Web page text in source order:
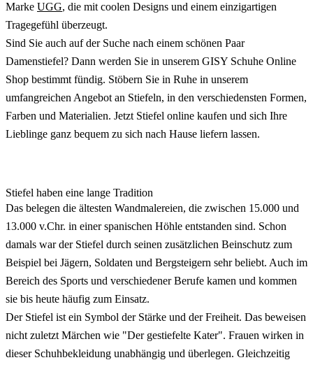
Marke UGG, die mit coolen Designs und einem einzigartigen
Tragegefühl überzeugt.
Sind Sie auch auf der Suche nach einem schönen Paar
Damenstiefel? Dann werden Sie in unserem GISY Schuhe Online
Shop bestimmt fündig. Stöbern Sie in Ruhe in unserem
umfangreichen Angebot an Stiefeln, in den verschiedensten Formen,
Farben und Materialien. Jetzt Stiefel online kaufen und sich Ihre
Lieblinge ganz bequem zu sich nach Hause liefern lassen.
Stiefel haben eine lange Tradition
Das belegen die ältesten Wandmalereien, die zwischen 15.000 und
13.000 v.Chr. in einer spanischen Höhle entstanden sind. Schon
damals war der Stiefel durch seinen zusätzlichen Beinschutz zum
Beispiel bei Jägern, Soldaten und Bergsteigern sehr beliebt. Auch im
Bereich des Sports und verschiedener Berufe kamen und kommen
sie bis heute häufig zum Einsatz.
Der Stiefel ist ein Symbol der Stärke und der Freiheit. Das beweisen
nicht zuletzt Märchen wie "Der gestiefelte Kater". Frauen wirken in
dieser Schuhbekleidung unabhängig und überlegen. Gleichzeitig